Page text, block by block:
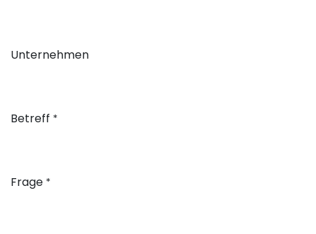
Unternehmen
Betreff *
Frage *